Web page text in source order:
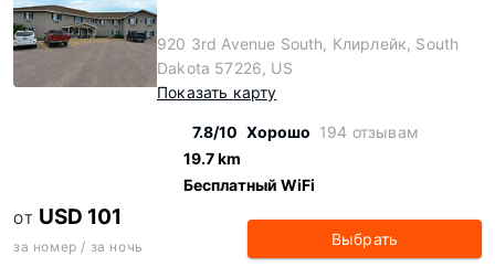
920 3rd Avenue South, Клирлейк, South
Dakota 57226, US
Показать карту
7.8/10 Хорошо 194 отзывам
19.7 km
Бесплатный WiFi
ОТ USD 101
за номер / за ночь Выбрать